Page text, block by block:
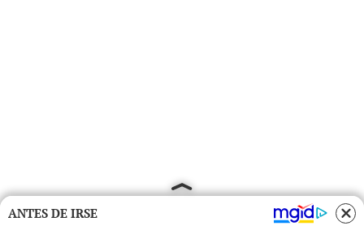
ANTES DE IRSE